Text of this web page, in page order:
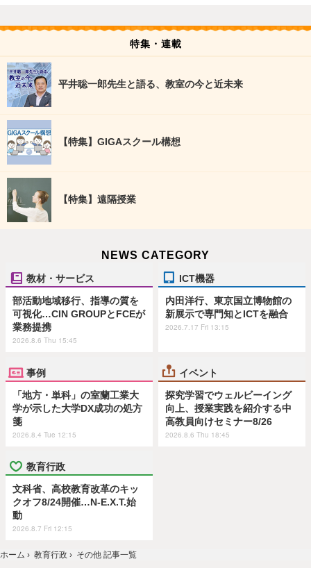
特集・連載
平井聡一郎先生と語る、教室の今と近未来
【特集】GIGAスクール構想
【特集】遠隔授業
NEWS CATEGORY
教材・サービス
部活動地域移行、指導の質を
可視化…CIN GROUPとFCEが
業務提携
2026.8.6 Thu 15:45
ICT機器
内田洋行、東京国立博物館の
新展示で専門知とICTを融合
2026.7.17 Fri 13:15
事例
「地方・単科」の室蘭工業大
学が示した大学DX成功の処方
箋
2026.8.4 Tue 12:15
イベント
探究学習でウェルビーイング
向上、授業実践を紹介する中
高教員向けセミナー8/26
2026.8.6 Thu 18:45
教育行政
文科省、高校教育改革のキッ
クオフ8/24開催…N-E.X.T.始
動
2026.8.7 Fri 12:15
ホーム › 教育行政 › その他 記事一覧